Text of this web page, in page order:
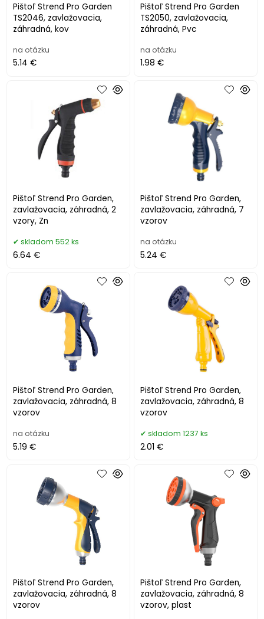
Pištoľ Strend Pro Garden
TS2046, zavlažovacia,
záhradná, kov
na otázku
5.14 €
Pištoľ Strend Pro Garden
TS2050, zavlažovacia,
záhradná, Pvc
na otázku
1.98 €
Pištoľ Strend Pro Garden,
zavlažovacia, záhradná, 2
vzory, Zn
skladom 552 ks
6.64 €
Pištoľ Strend Pro Garden,
zavlažovacia, záhradná, 7
vzorov
na otázku
5.24 €
Pištoľ Strend Pro Garden,
zavlažovacia, záhradná, 8
vzorov
na otázku
5.19 €
Pištoľ Strend Pro Garden,
zavlažovacia, záhradná, 8
vzorov
skladom 1237 ks
2.01 €
Pištoľ Strend Pro Garden,
zavlažovacia, záhradná, 8
vzorov
Pištoľ Strend Pro Garden,
zavlažovacia, záhradná, 8
vzorov, plast